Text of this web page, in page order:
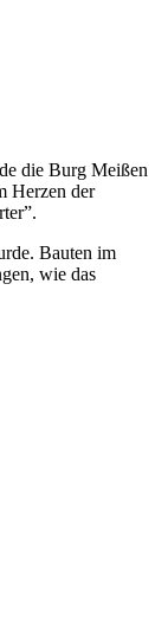
die Burg Meißen
Herzen der
Bauten im
wie das